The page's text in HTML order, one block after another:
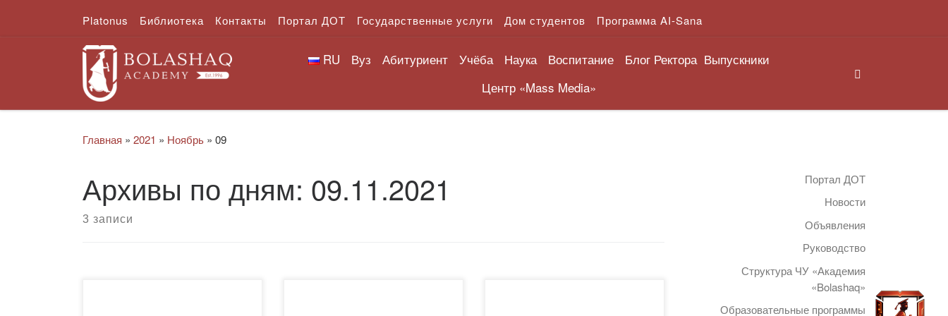
Перейти к содержимому
Platonus Библиотека Контакты Портал ДОТ Государственные услуги Дом студентов Программа AI-Sana
RU Вуз Абитуриент Учёба Наука Воспитание Блог Ректора Выпускники
Центр «Mass Media»
Главная » 2021 » Ноябрь » 09
Архивы по дням: 09.11.2021
3 записи
Портал ДОТ
Новости
Объявления
Руководство
Структура ЧУ «Академия
«Bolashaq»
Образовательные программы